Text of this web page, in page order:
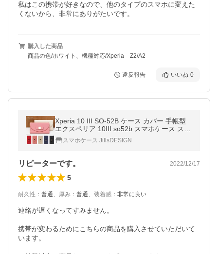
私はこの携帯が好きなので、他のタイプのスマホに変えた
くないから、非常にありがたいです。
購入した商品
商品の色/ホワイト、機種対応/Xperia Z2/A2
違反報告 いいね 0
Xperia 10 III SO-52B ケース カバー 手帳型
エクスペリア 10III so52b スマホケース スマ
ホカバー 携帯ケース シンプル リボン かわい
い 009
スマホケース JillsDESIGN
リピーターです。 2022/12/17
5
耐久性 ： 普通、 厚み ： 普通、 装着感 ： 非常に良い
連絡が遅くなってすみません。
携帯が変わるためにこちらの商品を購入させていただいて
います。